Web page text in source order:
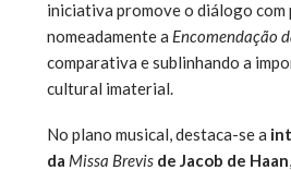
iniciativa promove o diálogo
nomeadamente a Encomendação
comparativa e sublinhando a
cultural imaterial.
No plano musical, destaca-se a
da Missa Brevis de Jacob de Haan